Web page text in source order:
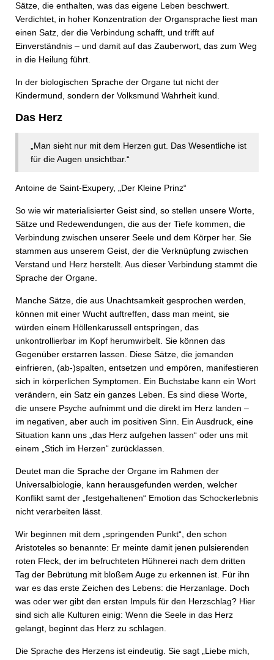
Sätze, die enthalten, was das eigene Leben beschwert.
Verdichtet, in hoher Konzentration der Organsprache liest man
einen Satz, der die Verbindung schafft, und trifft auf
Einverständnis – und damit auf das Zauberwort, das zum Weg
in die Heilung führt.
In der biologischen Sprache der Organe tut nicht der
Kindermund, sondern der Volksmund Wahrheit kund.
Das Herz
„Man sieht nur mit dem Herzen gut. Das Wesentliche ist
für die Augen unsichtbar.“
Antoine de Saint-Exupery, „Der Kleine Prinz“
So wie wir materialisierter Geist sind, so stellen unsere Worte,
Sätze und Redewendungen, die aus der Tiefe kommen, die
Verbindung zwischen unserer Seele und dem Körper her. Sie
stammen aus unserem Geist, der die Verknüpfung zwischen
Verstand und Herz herstellt. Aus dieser Verbindung stammt die
Sprache der Organe.
Manche Sätze, die aus Unachtsamkeit gesprochen werden,
können mit einer Wucht auftreffen, dass man meint, sie
würden einem Höllenkarussell entspringen, das
unkontrollierbar im Kopf herumwirbelt. Sie können das
Gegenüber erstarren lassen. Diese Sätze, die jemanden
einfrieren, (ab-)spalten, entsetzen und empören, manifestieren
sich in körperlichen Symptomen. Ein Buchstabe kann ein Wort
verändern, ein Satz ein ganzes Leben. Es sind diese Worte,
die unsere Psyche aufnimmt und die direkt im Herz landen –
im negativen, aber auch im positiven Sinn. Ein Ausdruck, eine
Situation kann uns „das Herz aufgehen lassen“ oder uns mit
einem „Stich im Herzen“ zurücklassen.
Deutet man die Sprache der Organe im Rahmen der
Universalbiologie, kann herausgefunden werden, welcher
Konflikt samt der „festgehaltenen“ Emotion das Schockerlebnis
nicht verarbeiten lässt.
Wir beginnen mit dem „springenden Punkt“, den schon
Aristoteles so benannte: Er meinte damit jenen pulsierenden
roten Fleck, der im befruchteten Hühnerei nach dem dritten
Tag der Bebrütung mit bloßem Auge zu erkennen ist. Für ihn
war es das erste Zeichen des Lebens: die Herzanlage. Doch
was oder wer gibt den ersten Impuls für den Herzschlag? Hier
sind sich alle Kulturen einig: Wenn die Seele in das Herz
gelangt, beginnt das Herz zu schlagen.
Die Sprache des Herzens ist eindeutig. Sie sagt „Liebe mich,